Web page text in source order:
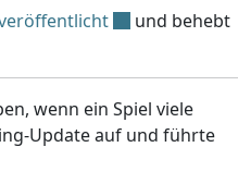
und behebt
wenn ein Spiel viele
Update auf und führte